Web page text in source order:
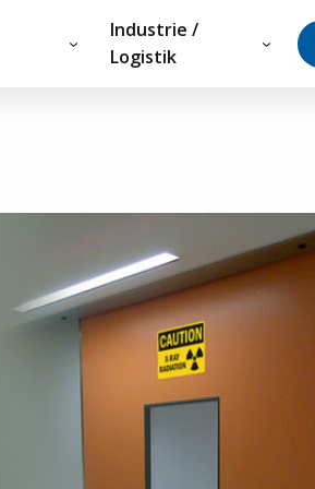
Industrie /
Logistik
steht Ihnen gerne zur Verfügung
Anfrage.